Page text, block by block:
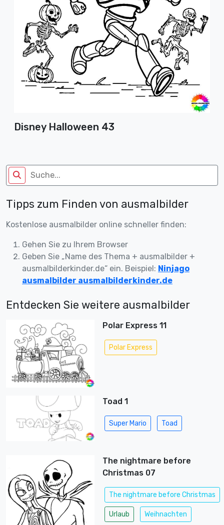
Disney Halloween 43
Tipps zum Finden von ausmalbilder
Kostenlose ausmalbilder online schneller finden:
Gehen Sie zu Ihrem Browser
Geben Sie „Name des Thema + ausmalbilder +
ausmalbilderkinder.de“ ein. Beispiel: Ninjago
ausmalbilder ausmalbilderkinder.de
Entdecken Sie weitere ausmalbilder
Polar Express 11
Polar Express
Toad 1
Super Mario Toad
The nightmare before
Christmas 07
The nightmare before Christmas
Urlaub Weihnachten